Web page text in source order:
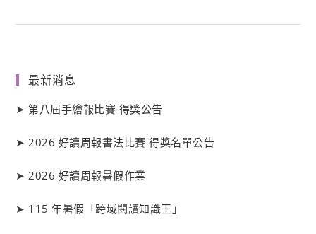
最新消息
➤第八屆手繪報比賽 得獎公告
➤2026 好讀周報書法比賽 得獎名單公告
➤2026 好讀周報暑假作業
➤ 115 年暑假「跨域閱讀知識王」